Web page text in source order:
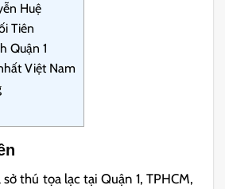
Huệ
Tiên
Quận 1
Việt Nam
thú tọa lạc tại Quận 1, TPHCM,